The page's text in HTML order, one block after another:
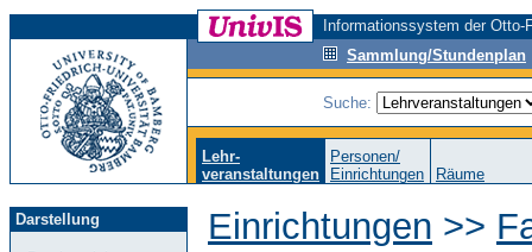
Informationssystem der
Sammlung/Stundenplan
Suche:
Lehr-
veranstaltungen
Personen/
Einrichtungen
Räume
Darstellung Einrichtungen >>